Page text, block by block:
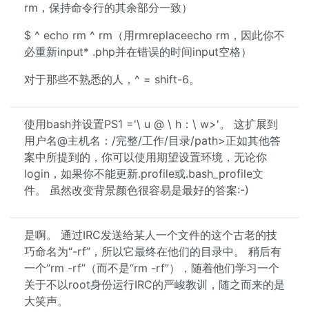
rm，保持命令行的其余部分一致）
$ ^ echo rm ^ rm（用rmreplaceecho rm，因此你不
必重新input* .php并在错误的时间input空格）
对于那些不熟悉的人，^ = shift-6。
使用bash并设置PS1 ='\ u @ \ h：\ w>'。 这扩展到
用户名@主机名：/完整/工作/目录/path>正如其他答
案中所提到的，你可以使用期望设置环境，无论你
login，如果你不能更新.profile或.bash_profile文
件。 虽然改变背景颜色很容易是最好的答案:-)
是啊。 通过IRC发送给某人一个文件的这个古老的技
巧命名为“-rf”，所以它最终在他们的目录中。 稍后有
一个“rm -rf”（而不是“rm -rf”），随着他们学习一个
关于不以root身份运行IRC的严峻教训，随之而来的是
大笑声。